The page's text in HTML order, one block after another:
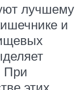
лучшему
и
При